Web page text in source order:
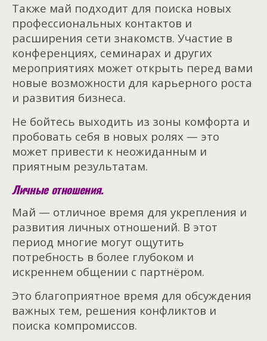
Также май подходит для поиска новых
профессиональных контактов и
расширения сети знакомств. Участие в
конференциях, семинарах и других
мероприятиях может открыть перед вами
новые возможности для карьерного роста
и развития бизнеса.
Не бойтесь выходить из зоны комфорта и
пробовать себя в новых ролях — это
может привести к неожиданным и
приятным результатам.
Личные отношения.
Май — отличное время для укрепления и
развития личных отношений. В этот
период многие могут ощутить
потребность в более глубоком и
искреннем общении с партнёром.
Это благоприятное время для обсуждения
важных тем, решения конфликтов и
поиска компромиссов.